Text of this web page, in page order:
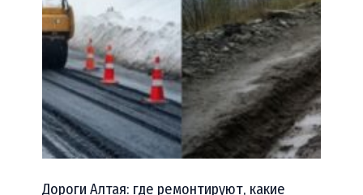
Дороги Алтая: где ремонтируют, какие